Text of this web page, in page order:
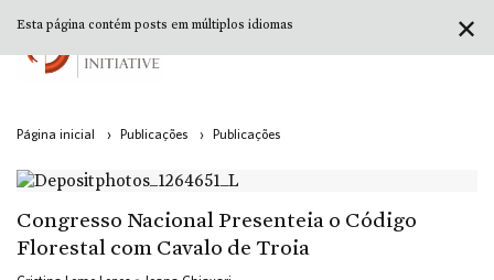
Página inicial › Publicações › Publicações
Congresso Nacional Presenteia o Código
Florestal com Cavalo de Troia
✕
Esta página contém posts em múltiplos idiomas